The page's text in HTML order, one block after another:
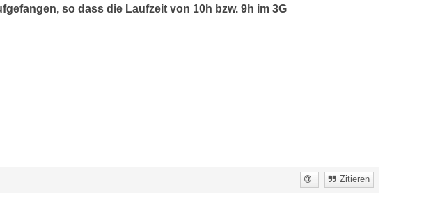
so dass die Laufzeit von 10h bzw. 9h im 3G
Zitieren